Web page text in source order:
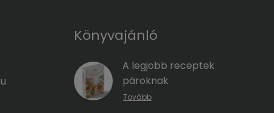
Könyvajánló
A legjobb receptek
pároknak
Tovább